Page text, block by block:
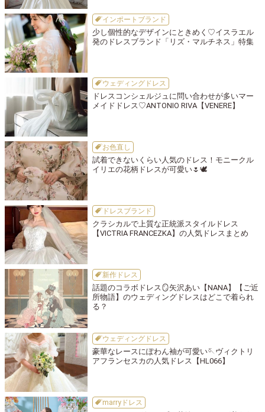
インポートブランド
少し個性的なデザインにときめく♡イスラエル
発のドレスブランド「リズ・マルチネス」特集
ウェディングドレス
ドレスコンシェルジュに問い合わせが多いマー
メイドドレス♡ANTONIO RIVA【VENERE】
お色直し
試着できないくらい人気のドレス！モニークル
イリエの花柄ドレスが可愛い🌷🕊️
ドレスブランド
クラシカルで上質な正統派スタイルドレス
【VICTRIA FRANCEZKA】の人気ドレスまとめ
新作ドレス
話題のコラボドレス🪞矢沢あい【NANA】【ご近
所物語】のウェディングドレスはどこで着られ
る？
ウェディングドレス
豪華なレースにぽわん袖が可愛い🪡ヴィクトリ
アフランセスカの人気ドレス【HL066】
marryドレス